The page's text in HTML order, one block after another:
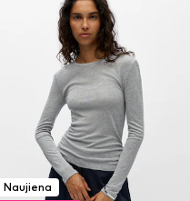
Naujiena